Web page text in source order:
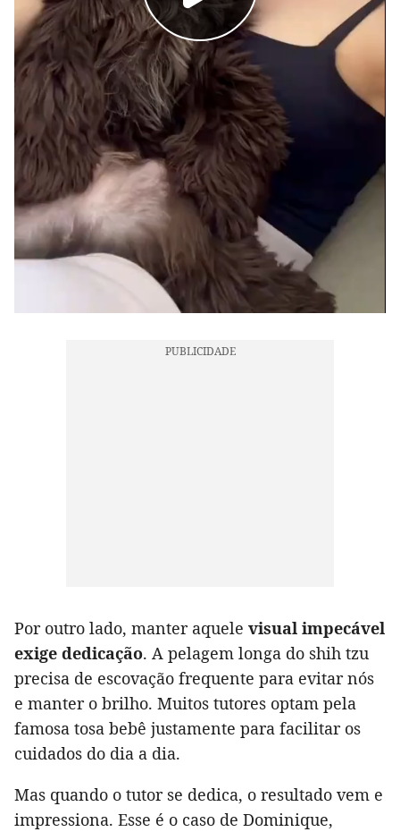
Por outro lado, manter aquele visual impecável
exige dedicação. A pelagem longa do shih tzu
precisa de escovação frequente para evitar nós
e manter o brilho. Muitos tutores optam pela
famosa tosa bebê justamente para facilitar os
cuidados do dia a dia.
Mas quando o tutor se dedica, o resultado vem e
impressiona. Esse é o caso de Dominique,